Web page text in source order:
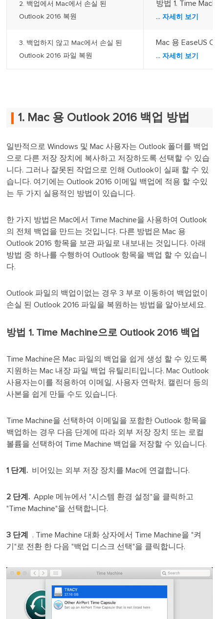
2. 백업에서 Mac에서 손실 된
Outlook 2016 복원
방법 1. Time
... 자세히 보기
3. 백업하지 않고 Mac에서 손실 된
Outlook 2016 파일 복원
Mac 용 EaseUS
... 자세히 보기
1. Mac 용 Outlook 2016 백업 방법
일반적으로 Windows 및 Mac 사용자는 Outlook 폴더를 백업
으로 다른 저장 장치에 복사하고 저장하도록 선택할 수 있습
니다. 그러나 잘못된 작업으로 인해 Outlook이 실패 할 수 있
습니다. 여기에는 Outlook 2016 이메일 백업에 적용 할 수있
는 두 가지 실용적인 방법이 있습니다.
한 가지 방법은 Mac에서 Time Machine을 사용하여 Outlook
의 전체 백업을 만드는 것입니다. 다른 방법은 Mac 용
Outlook 2016 항목을 보관 파일로 내보내는 것입니다. 아래
방법 중 하나를 수행하여 Outlook 항목을 백업 할 수 있습니
다.
Outlook 파일의 백업이없는 경우 3 부로 이동하여 백업없이
손실 된 Outlook 2016 파일을 복원하는 방법을 알아보세요.
방법 1. Time Machine으로 Outlook 2016 백업
Time Machine은 Mac 파일의 백업을 쉽게 생성 할 수 있도록
지원하는 Mac 내장 파일 백업 유틸리티입니다. Mac Outlook
사용자는이를 적용하여 이메일, 사용자 연락처, 캘린더 등의
사본을 쉽게 만들 수도 있습니다.
Time Machine을 선택하여 이메일을 포함한 Outlook 항목을
백업하는 경우 다음 단계에 따라 외부 저장 장치 또는 로컬
볼륨을 선택하여 Time Machine 백업을 저장할 수 있습니다.
1 단계. 비어있는 외부 저장 장치를 Mac에 연결합니다.
2 단계.Apple 메뉴에서 "시스템 환경 설정"을 클릭하고
"Time Machine"을 선택합니다.
3 단계
. Time Machine 대화 상자에서 Time Machine을 "켜
기"로 전환 한 다음 "백업 디스크 선택"을 클릭합니다.